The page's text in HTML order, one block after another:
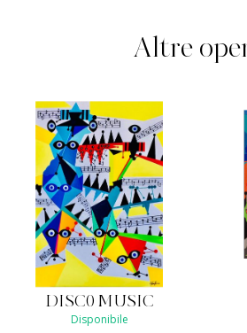
Altre
DISC0 MUSIC
Disponibile